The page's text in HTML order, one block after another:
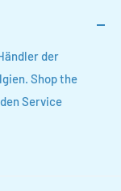
der
Shop the
Service